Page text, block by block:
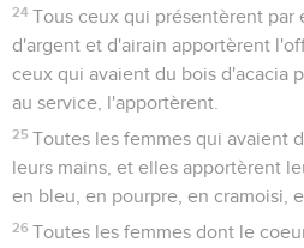
24 Tous ceux qui présentèrent par
d'argent et d'airain apportèrent
ceux qui avaient du bois d'acacia
au service, l'apportèrent.
25 Toutes les femmes qui avaient
leurs mains, et elles apportèrent
en bleu, en pourpre, en cramoisi,
26 Toutes les femmes dont le